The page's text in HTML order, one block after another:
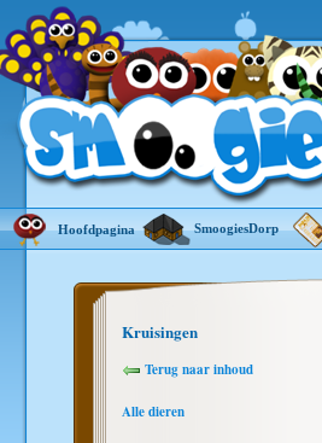
Hoofdpagina SmoogiesDorp
Kruisingen
Terug naar inhoud
Alle dieren